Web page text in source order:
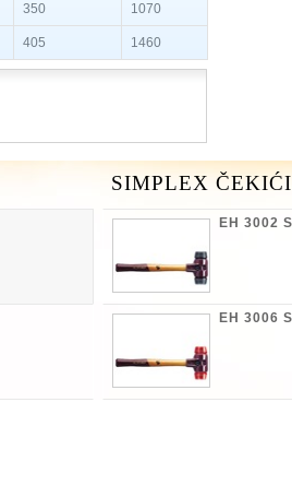
350 1070
405 1460
SIMPLEX
EH 3002
EH 3006